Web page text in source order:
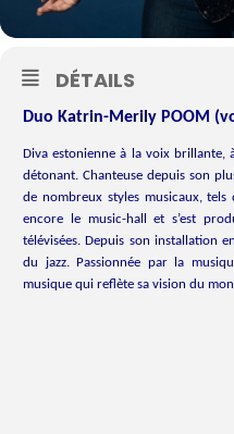
DÉTAILS
Duo Katrin-Merily POOM
Diva estonienne à la voix brillante,
détonant. Chanteuse depuis son
de nombreux styles musicaux,
encore le music-hall et s’est
télévisées. Depuis son installation
du jazz. Passionnée par la
musique qui reflète sa vision du